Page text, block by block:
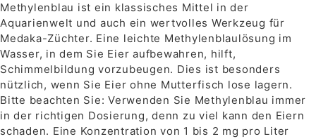
Methylenblau ist ein klassisches Mittel in der
Aquarienwelt und auch ein wertvolles Werkzeug für
Medaka-Züchter. Eine leichte Methylenblaulösung im
Wasser, in dem Sie Eier aufbewahren, hilft,
Schimmelbildung vorzubeugen. Dies ist besonders
nützlich, wenn Sie Eier ohne Mutterfisch lose lagern.
Bitte beachten Sie: Verwenden Sie Methylenblau immer
in der richtigen Dosierung, denn zu viel kann den Eiern
schaden. Eine Konzentration von 1 bis 2 mg pro Liter